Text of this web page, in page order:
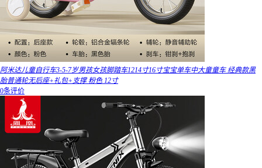
阿米达儿童自行车3-5-7岁男孩女孩脚踏车1214寸16寸宝宝单车中大童童车 经典款黑
胎普通轮无后座+礼包+支撑 粉色 12寸
0条评价